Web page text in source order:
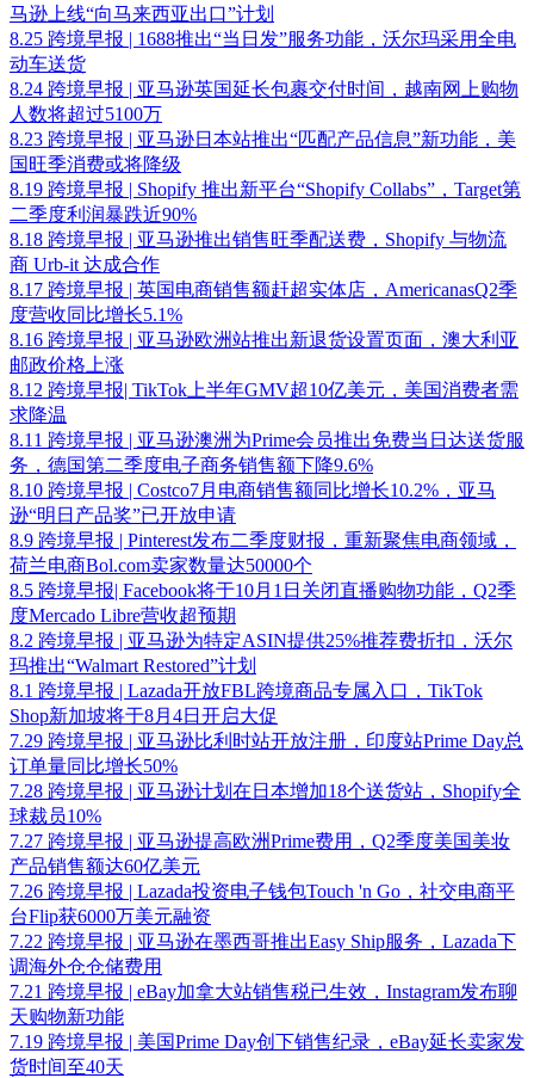
马逊上线“向马来西亚出口”计划
8.25 跨境早报 | 1688推出“当日发”服务功能，沃尔玛采用全电
动车送货
8.24 跨境早报 | 亚马逊英国延长包裹交付时间，越南网上购物
人数将超过5100万
8.23 跨境早报 | 亚马逊日本站推出“匹配产品信息”新功能，美
国旺季消费或将降级
8.19 跨境早报 | Shopify 推出新平台“Shopify Collabs”，Target第
二季度利润暴跌近90%
8.18 跨境早报 | 亚马逊推出销售旺季配送费，Shopify 与物流
商 Urb-it 达成合作
8.17 跨境早报 | 英国电商销售额赶超实体店，AmericanasQ2季
度营收同比增长5.1%
8.16 跨境早报 | 亚马逊欧洲站推出新退货设置页面，澳大利亚
邮政价格上涨
8.12 跨境早报| TikTok上半年GMV超10亿美元，美国消费者需
求降温
8.11 跨境早报 | 亚马逊澳洲为Prime会员推出免费当日达送货服
务，德国第二季度电子商务销售额下降9.6%
8.10 跨境早报 | Costco7月电商销售额同比增长10.2%，亚马
逊“明日产品奖”已开放申请
8.9 跨境早报 | Pinterest发布二季度财报，重新聚焦电商领域，
荷兰电商Bol.com卖家数量达50000个
8.5 跨境早报| Facebook将于10月1日关闭直播购物功能，Q2季
度Mercado Libre营收超预期
8.2 跨境早报 | 亚马逊为特定ASIN提供25%推荐费折扣，沃尔
玛推出“Walmart Restored”计划
8.1 跨境早报 | Lazada开放FBL跨境商品专属入口，TikTok
Shop新加坡将于8月4日开启大促
7.29 跨境早报 | 亚马逊比利时站开放注册，印度站Prime Day总
订单量同比增长50%
7.28 跨境早报 | 亚马逊计划在日本增加18个送货站，Shopify全
球裁员10%
7.27 跨境早报 | 亚马逊提高欧洲Prime费用，Q2季度美国美妆
产品销售额达60亿美元
7.26 跨境早报 | Lazada投资电子钱包Touch 'n Go，社交电商平
台Flip获6000万美元融资
7.22 跨境早报 | 亚马逊在墨西哥推出Easy Ship服务，Lazada下
调海外仓仓储费用
7.21 跨境早报 | eBay加拿大站销售税已生效，Instagram发布聊
天购物新功能
7.19 跨境早报 | 美国Prime Day创下销售纪录，eBay延长卖家发
货时间至40天